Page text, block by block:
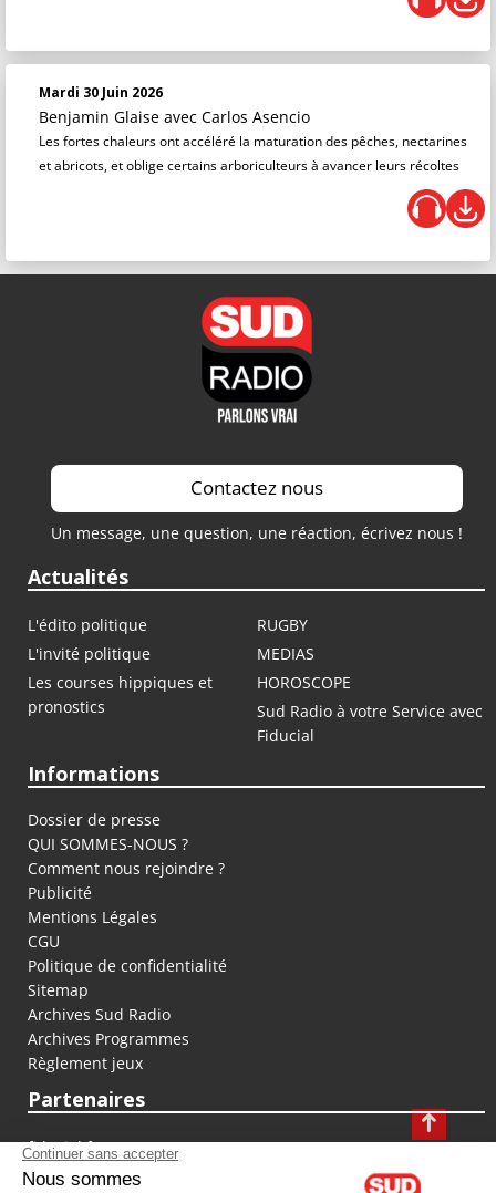
Mardi 30 Juin 2026
Benjamin Glaise avec Carlos Asencio
Les fortes chaleurs ont accéléré la maturation des pêches, nectarines
et abricots, et oblige certains arboriculteurs à avancer leurs récoltes
Contactez nous
Un message, une question, une réaction, écrivez nous !
Actualités
L'édito politique
RUGBY
L'invité politique
MEDIAS
Les courses hippiques et
pronostics
HOROSCOPE
Sud Radio à votre Service avec
Fiducial
Informations
Dossier de presse
QUI SOMMES-NOUS ?
Comment nous rejoindre ?
Publicité
Mentions Légales
CGU
Politique de confidentialité
Sitemap
Archives Sud Radio
Archives Programmes
Règlement jeux
Partenaires
fiducial.fr
lyoncapitale.fr